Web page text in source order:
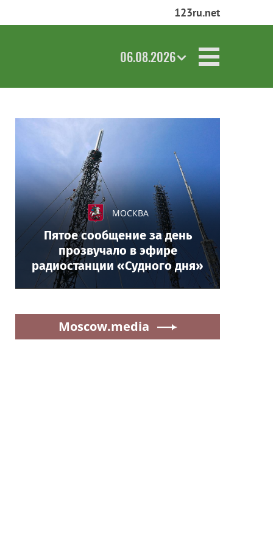
123ru.net
06.08.2026
МОСКВА
Пятое сообщение за день
прозвучало в эфире
радиостанции «Судного дня»
Moscow.media